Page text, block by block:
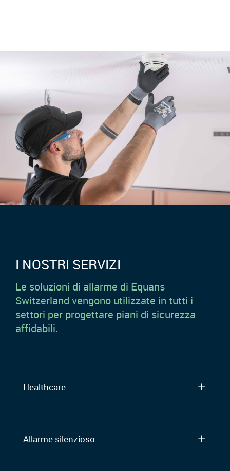
I NOSTRI SERVIZI
Le soluzioni di allarme di Equans
Switzerland vengono utilizzate in tutti i
settori per progettare piani di sicurezza
affidabili.
Healthcare
Allarme silenzioso